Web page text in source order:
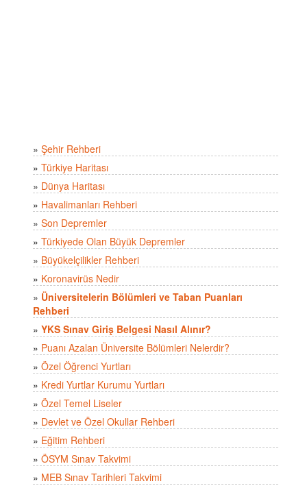
» Şehir Rehberi
» Türkiye Haritası
» Dünya Haritası
» Havalimanları Rehberi
» Son Depremler
» Türkiyede Olan Büyük Depremler
» Büyükelçilikler Rehberi
» Koronavirüs Nedir
» Üniversitelerin Bölümleri ve Taban Puanları
Rehberi
» YKS Sınav Giriş Belgesi Nasıl Alınır?
» Puanı Azalan Üniversite Bölümleri Nelerdir?
» Özel Öğrenci Yurtları
» Kredi Yurtlar Kurumu Yurtları
» Özel Temel Liseler
» Devlet ve Özel Okullar Rehberi
» Eğitim Rehberi
» ÖSYM Sınav Takvimi
» MEB Sınav Tarihleri Takvimi